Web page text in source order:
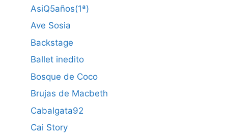
AsiQ5años(1ª)
Ave Sosia
Backstage
Ballet inedito
Bosque de Coco
Brujas de Macbeth
Cabalgata92
Cai Story